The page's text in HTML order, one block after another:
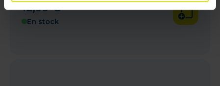
12,99€
En stock